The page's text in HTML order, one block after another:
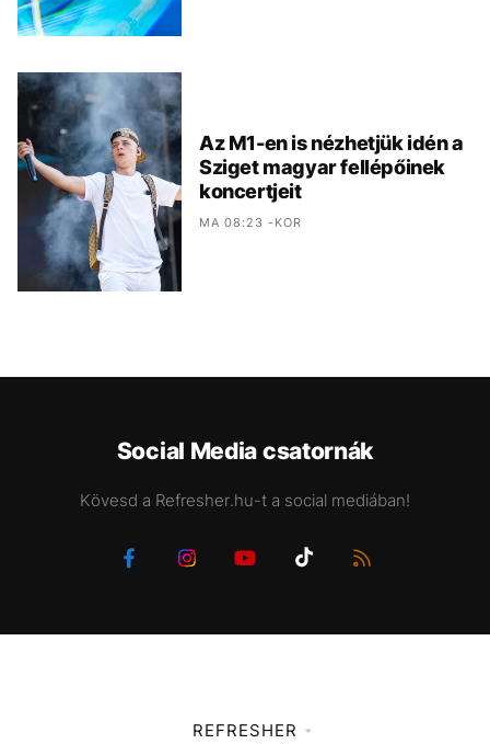
Az M1-en is nézhetjük idén a
Sziget magyar fellépőinek
koncertjeit
MA 08:23 -KOR
Social Media csatornák
Kövesd a Refresher.hu-t a social mediában!
REFRESHER